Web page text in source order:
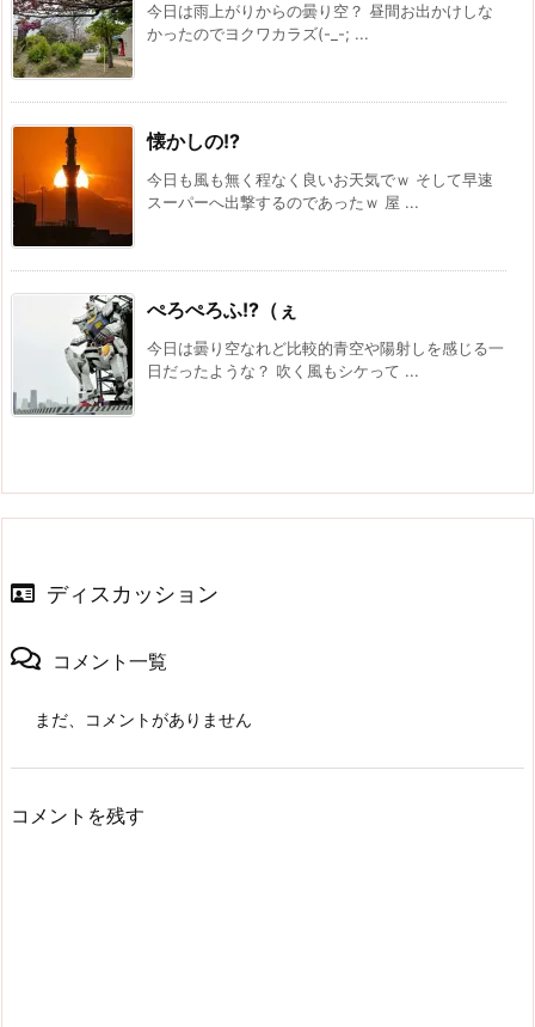
今日は雨上がりからの曇り空？ 昼間お出かけしな
かったのでヨクワカラズ(-_-; ...
懐かしの!?
今日も風も無く程なく良いお天気でｗ そして早速
スーパーへ出撃するのであったｗ 屋 ...
ぺろぺろふ!?（ぇ
今日は曇り空なれど比較的青空や陽射しを感じる一
日だったような？ 吹く風もシケって ...
ディスカッション
コメント一覧
まだ、コメントがありません
コメントを残す